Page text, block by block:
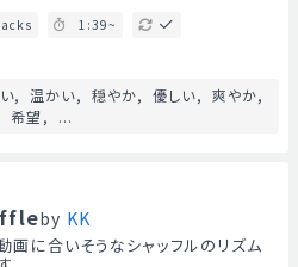
1:39~
温かい 穏やか 優しい
爽やか
希望 ...
by KK
画に合いそうなシャッフルのリズム